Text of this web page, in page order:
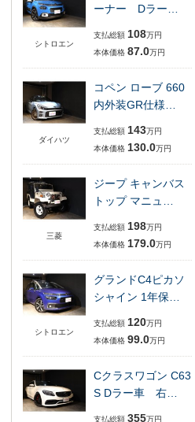
シトロエン
ーナー Dラー…
支払総額 108万円
本体価格 87.0万円
ダイハツ
コペン ローブ 660
内外装GR仕様…
支払総額 143万円
本体価格 130.0万円
三菱
ジープ キャンバス
トップ マニュ…
支払総額 198万円
本体価格 179.0万円
シトロエン
グランドC4ピカソ
シャイン 1年保…
支払総額 120万円
本体価格 99.0万円
Cクラスワゴン C63
S Dラー車 右…
支払総額 355万円